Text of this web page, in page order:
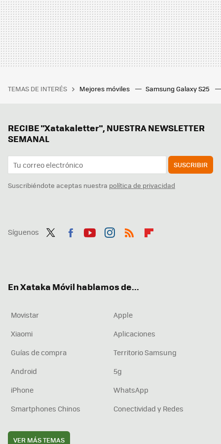
TEMAS DE INTERÉS Mejores móviles Samsung Galaxy S25
RECIBE "Xatakaletter", NUESTRA NEWSLETTER
SEMANAL
SUSCRIBIR
Suscribiéndote aceptas nuestra política de privacidad
Síguenos
En Xataka Móvil hablamos de...
Movistar
Apple
Xiaomi
Aplicaciones
Guías de compra
Territorio Samsung
Android
5g
iPhone
WhatsApp
Smartphones Chinos
Conectividad y Redes
VER MÁS TEMAS